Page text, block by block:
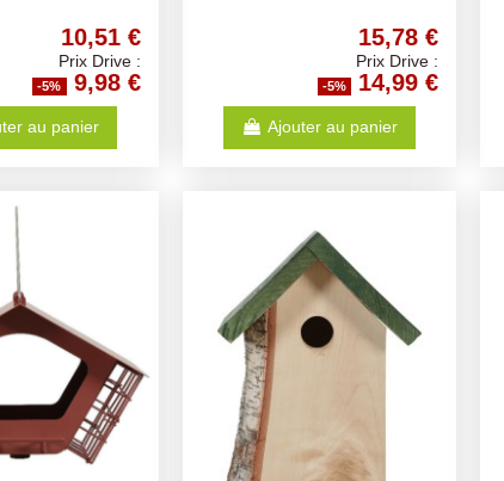
10,51 €
Prix Drive :
-5% 9,98 €
au panier
15,78 €
Prix Drive :
-5% 14,99 €
Ajouter au panier